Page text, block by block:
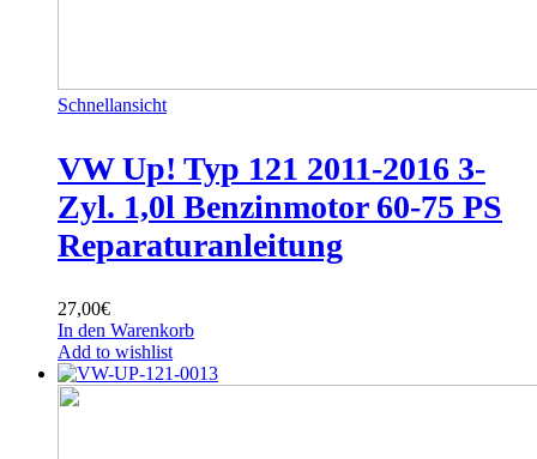
Schnellansicht
VW Up! Typ 121 2011-2016 3-
Zyl. 1,0l Benzinmotor 60-75 PS
Reparaturanleitung
27,00€
In den Warenkorb
Add to wishlist